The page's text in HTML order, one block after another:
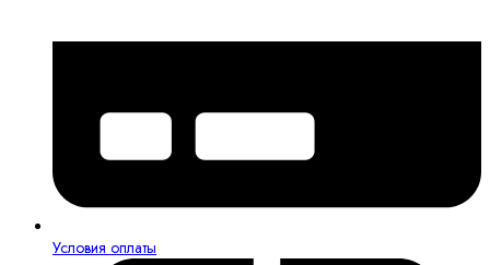
Условия оплаты